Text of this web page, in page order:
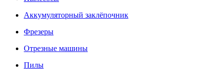
Аккумуляторный заклёпочник
Фрезеры
Отрезные машины
Пилы